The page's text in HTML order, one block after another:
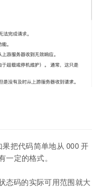
把代码简单地从 000 开
定的格式。
态码的实际可用范围就大